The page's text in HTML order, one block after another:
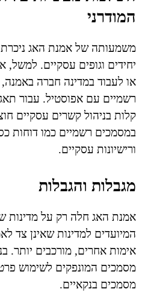
המודרני
משמעותה של אמנת האג ניכרת
יחידים וגופים עסקיים. למשל,
או לעבוד במדינה חברה
רשמיים עם אפוסטיל. עבור
קלות בניהול קשרים עסקיים
במסמכים רשמיים כמו דוחות
ורישיונות עסקיים.
מגבלות והגבלות
אמנת האג חלה רק על מדינות
המיועדים למדינות שאינן צד
אימות אחרים, מורכבים יותר.
מסמכים המונפקים לשימוש
מסמכים בנקאיים.